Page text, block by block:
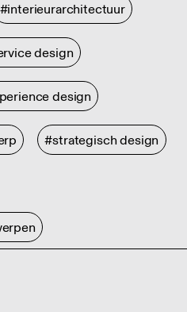
#interieurarchitectuur
design
design
#strategisch design